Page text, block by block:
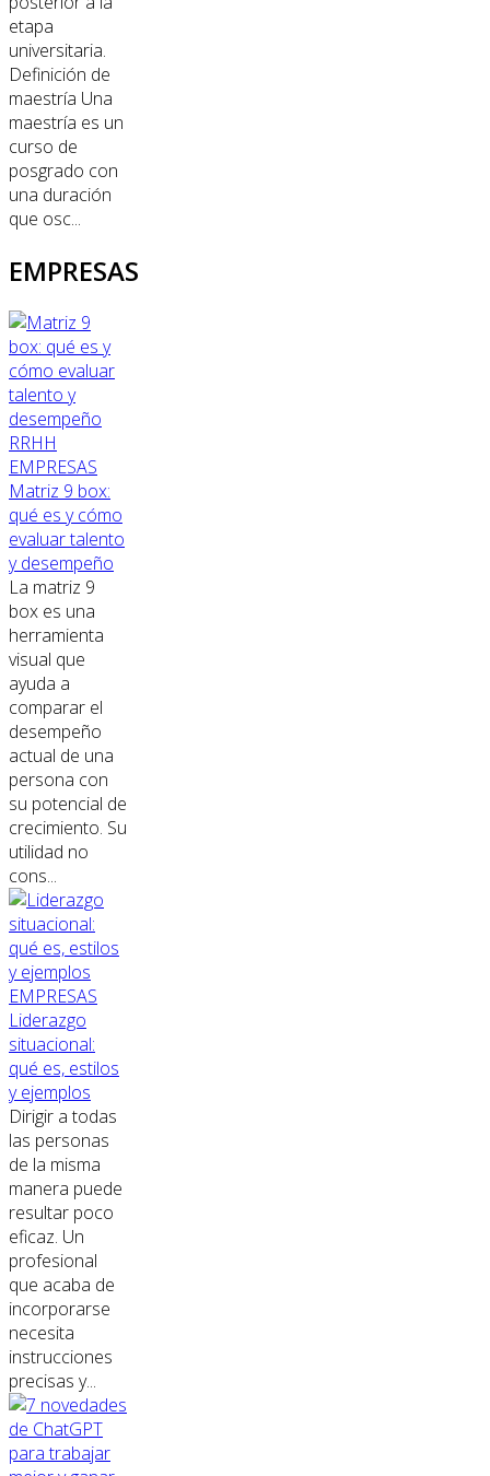
etapa
universitaria.
Definición de
maestría Una
maestría es un
curso de
posgrado con
una duración
que osc...
EMPRESAS
RRHH
EMPRESAS
Matriz 9 box:
qué es y cómo
evaluar talento
y desempeño
La matriz 9
box es una
herramienta
visual que
ayuda a
comparar el
desempeño
actual de una
persona con
su potencial de
crecimiento. Su
utilidad no
cons...
EMPRESAS
Liderazgo
situacional:
qué es, estilos
y ejemplos
Dirigir a todas
las personas
de la misma
manera puede
resultar poco
eficaz. Un
profesional
que acaba de
incorporarse
necesita
instrucciones
precisas y...